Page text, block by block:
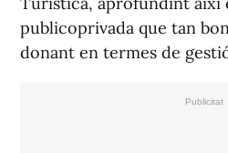
publicoprivada que tan
donant en termes de